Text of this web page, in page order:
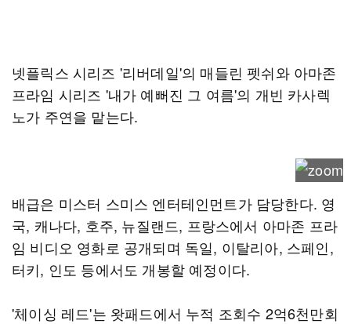
넷플릭스 시리즈 '리버데일'의 매들린 펫쉬와 아마존
프라임 시리즈 '내가 예뻐진 그 여름'의 개빈 카사렉
노가 주연을 맡는다.
배급은 미스터 스미스 엔터테인먼트가 담당한다. 영
국, 캐나다, 호주, 뉴질랜드, 프랑스에서 아마존 프라
임 비디오 영화로 공개되며 독일, 이탈리아, 스페인,
터키, 인도 등에서도 개봉할 예정이다.
'체이싱 레드'는 왓패드에서 누적 조회수 2억6천만회